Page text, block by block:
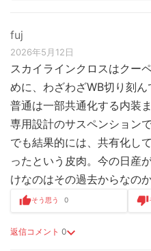
fuj
2026年5月12日
スカイラインクロスはクー
めに、わざわざWB切り刻ん
普通は一部共通化する内装
専用設計のサスペンション
でも結果的には、共有化し
ったという皮肉。今の日産
けなのはその過去からなのか
返信コメント 0
そう思う 0